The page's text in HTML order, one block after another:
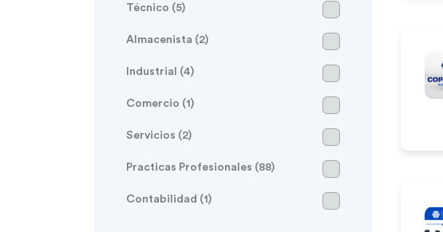
Técnico (5)
Almacenista (2)
Industrial (4)
Comercio (1)
Servicios (2)
Practicas Profesionales (88)
Contabilidad (1)